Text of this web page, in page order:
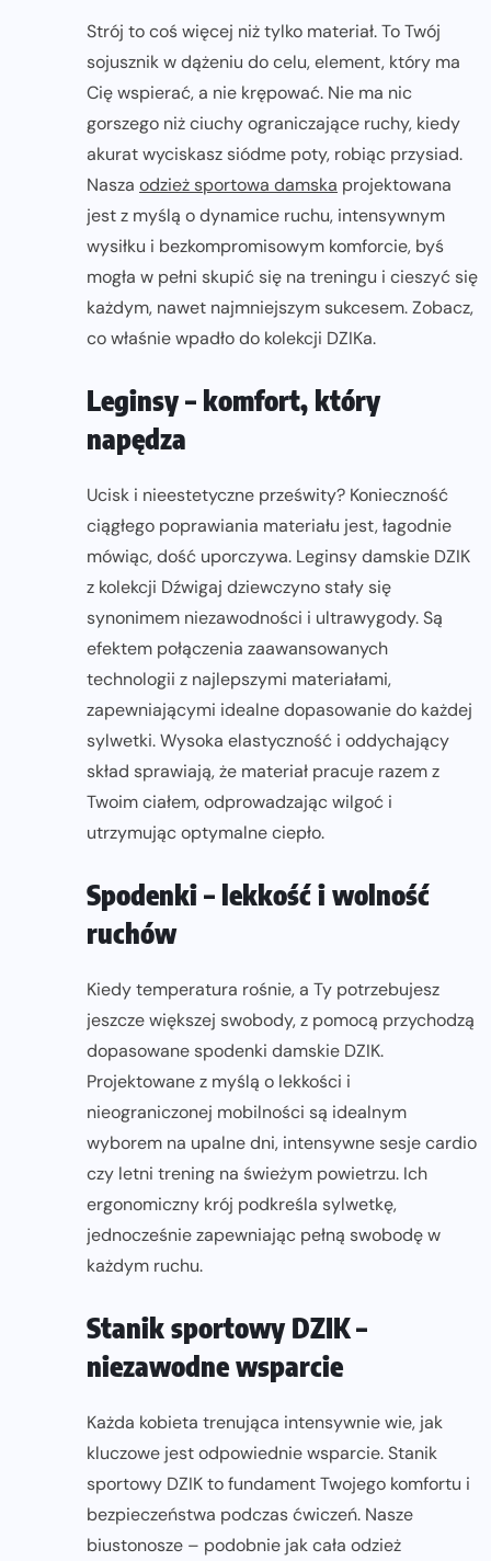
Strój to coś więcej niż tylko materiał. To Twój
sojusznik w dążeniu do celu, element, który ma
Cię wspierać, a nie krępować. Nie ma nic
gorszego niż ciuchy ograniczające ruchy, kiedy
akurat wyciskasz siódme poty, robiąc przysiad.
Nasza odzież sportowa damska projektowana
jest z myślą o dynamice ruchu, intensywnym
wysiłku i bezkompromisowym komforcie, byś
mogła w pełni skupić się na treningu i cieszyć się
każdym, nawet najmniejszym sukcesem. Zobacz,
co właśnie wpadło do kolekcji DZIKa.
Leginsy – komfort, który
napędza
Ucisk i nieestetyczne prześwity? Konieczność
ciągłego poprawiania materiału jest, łagodnie
mówiąc, dość uporczywa. Leginsy damskie DZIK
z kolekcji Dźwigaj dziewczyno stały się
synonimem niezawodności i ultrawygody. Są
efektem połączenia zaawansowanych
technologii z najlepszymi materiałami,
zapewniającymi idealne dopasowanie do każdej
sylwetki. Wysoka elastyczność i oddychający
skład sprawiają, że materiał pracuje razem z
Twoim ciałem, odprowadzając wilgoć i
utrzymując optymalne ciepło.
Spodenki – lekkość i wolność
ruchów
Kiedy temperatura rośnie, a Ty potrzebujesz
jeszcze większej swobody, z pomocą przychodzą
dopasowane spodenki damskie DZIK.
Projektowane z myślą o lekkości i
nieograniczonej mobilności są idealnym
wyborem na upalne dni, intensywne sesje cardio
czy letni trening na świeżym powietrzu. Ich
ergonomiczny krój podkreśla sylwetkę,
jednocześnie zapewniając pełną swobodę w
każdym ruchu.
Stanik sportowy DZIK –
niezawodne wsparcie
Każda kobieta trenująca intensywnie wie, jak
kluczowe jest odpowiednie wsparcie. Stanik
sportowy DZIK to fundament Twojego komfortu i
bezpieczeństwa podczas ćwiczeń. Nasze
biustonosze – podobnie jak cała odzież